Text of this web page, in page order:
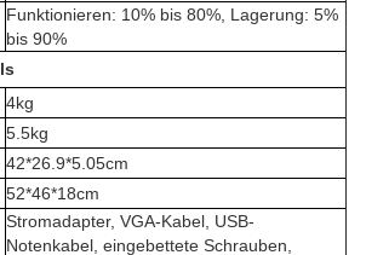
Funktionieren: 10% bis 80%, Lagerung: 5%
bis 90%
4kg
5.5kg
42*26.9*5.05cm
52*46*18cm
Stromadapter, VGA-Kabel, USB-
Notenkabel, eingebettete Schrauben,